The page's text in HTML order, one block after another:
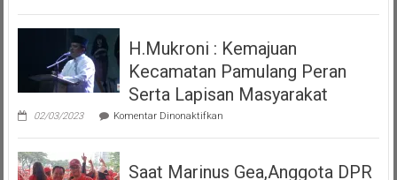
Peresmian
Alun
Kecamatan
Pamulang
Tangerang
Selatan
H.Mukroni : Kemajuan
Kecamatan Pamulang Peran
Serta Lapisan Masyarakat
02/03/2023 Komentar Dinonaktifkanpada
:
Kecamatan
Saat Marinus Gea,Anggota DPR